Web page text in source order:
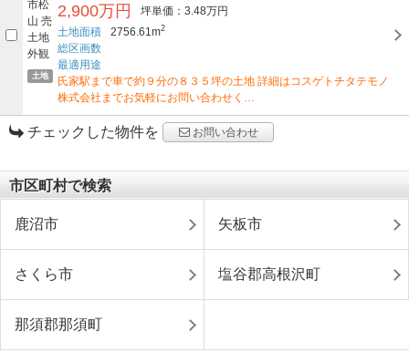
土地
2,900万円
坪単価：3.48万円
土地面積
2756.61m2
総区画数
最適用途
氏家駅まで車で約９分の８３５坪の土地 詳細はコスゲトチタテモノ
株式会社までお気軽にお問い合わせく…
チェックした物件を お問い合わせ
市区町村で検索
鹿沼市 矢板市
さくら市 塩谷郡高根沢町
那須郡那須町